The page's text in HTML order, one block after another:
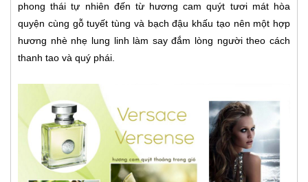
phong thái tự nhiên đến từ hương cam quýt tươi mát hòa
quyện cùng gỗ tuyết tùng và bạch đậu khấu tạo nên một hợp
hương nhè nhẹ lung linh làm say đắm lòng người theo cách
thanh tao và quý phái.